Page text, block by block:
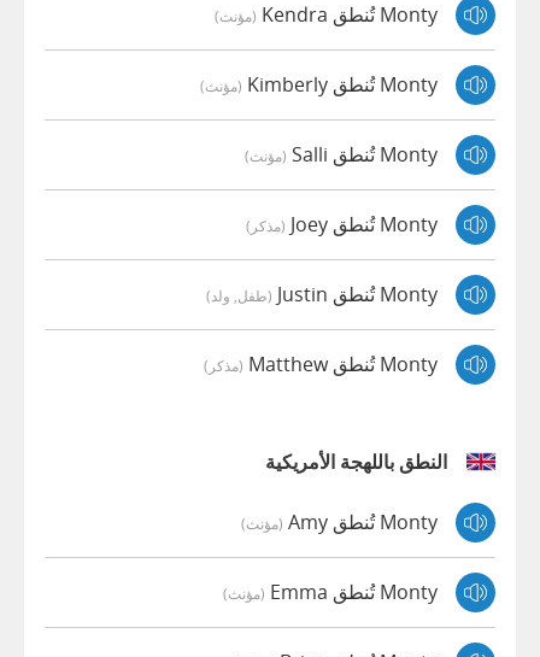
Monty تُنطق Kendra (مؤنث)
Monty تُنطق Kimberly (مؤنث)
Monty تُنطق Salli (مؤنث)
Monty تُنطق Joey (مذكر)
Monty تُنطق Justin (طفل, ولد)
Monty تُنطق Matthew (مذكر)
النطق باللهجة الأمريكية
Monty تُنطق Amy (مؤنث)
Monty تُنطق Emma (مؤنث)